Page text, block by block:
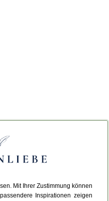
Mit Ihrer Zustimmung können
Inspirationen zeigen